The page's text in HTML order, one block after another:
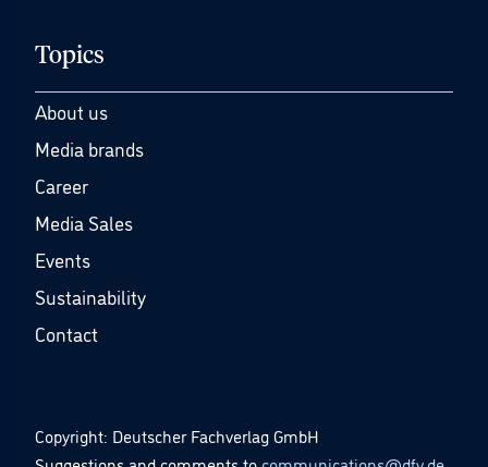
Topics
About us
Media brands
Career
Media Sales
Events
Sustainability
Contact
Copyright: Deutscher Fachverlag GmbH